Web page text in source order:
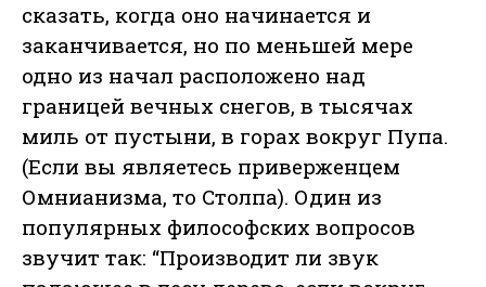
сказать, когда оно начинается и
заканчивается, но по меньшей мере
одно из начал расположено над
границей вечных снегов, в тысячах
миль от пустыни, в горах вокруг Пупа.
(Если вы являетесь приверженцем
Омнианизма, то Столпа). Один из
популярных философских вопросов
звучит так: “Производит ли звук